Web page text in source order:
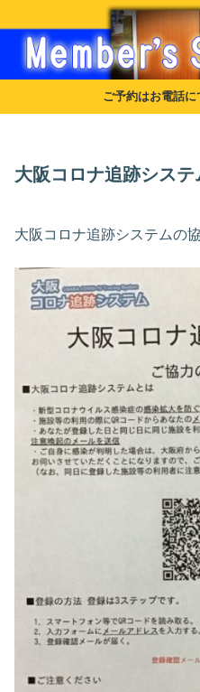
ご予約はお電話
大阪コロナ追跡システ
大阪コロナ追跡システムの